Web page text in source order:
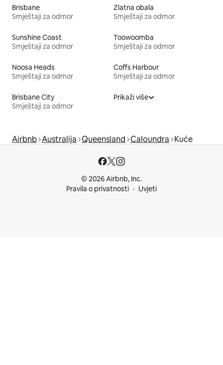
Brisbane
Smještaji za odmor
Zlatna obala
Smještaji za odmor
Sunshine Coast
Smještaji za odmor
Toowoomba
Smještaji za odmor
Noosa Heads
Smještaji za odmor
Coffs Harbour
Smještaji za odmor
Brisbane City
Smještaji za odmor
Prikaži više
Airbnb Australija Queensland Caloundra Kuće
© 2026 Airbnb, Inc.
Pravila o privatnosti
Uvjeti